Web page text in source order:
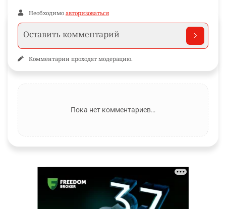
Необходимо авторизоваться
Комментарии проходят модерацию.
Пока нет комментариев…